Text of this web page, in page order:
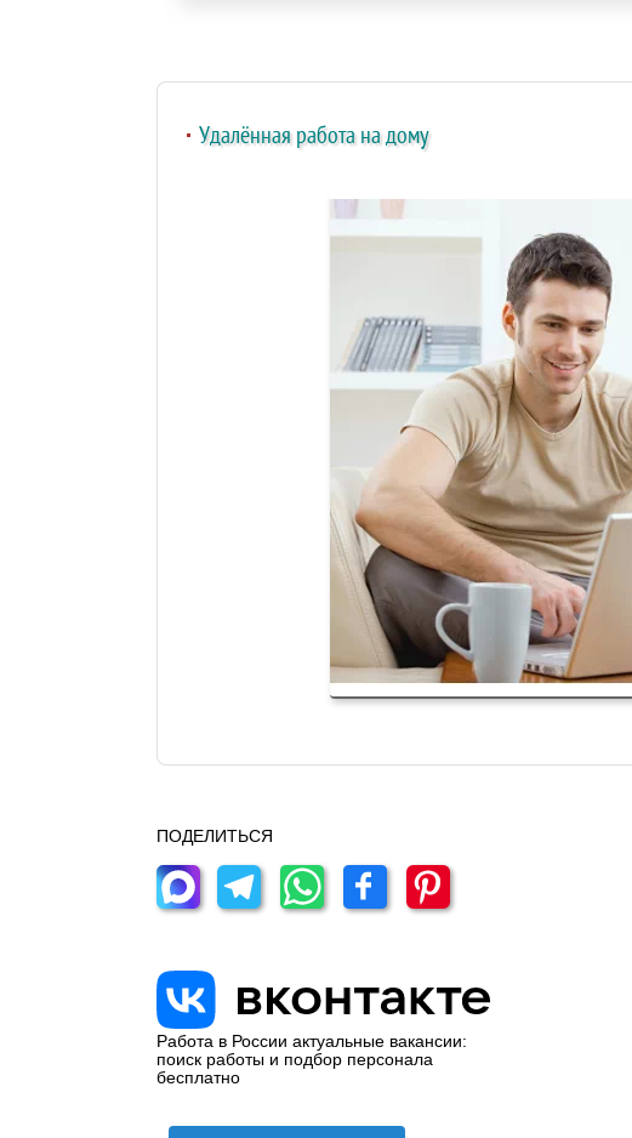
Удалённая работа на дому
ПОДЕЛИТЬСЯ
Работа в России актуальные вакансии:
поиск работы и подбор персонала
бесплатно